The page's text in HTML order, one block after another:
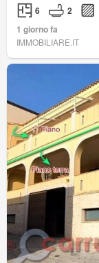
6 2
1 giorno fa
IMMOBILIARE.IT